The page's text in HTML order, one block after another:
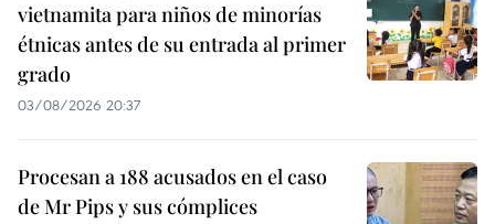
vietnamita para niños de minorías
étnicas antes de su entrada al primer
grado
03/08/2026 20:37
Procesan a 188 acusados en el caso
de Mr Pips y sus cómplices